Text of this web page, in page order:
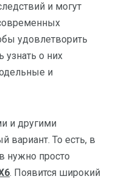
и могут
удовлетворить
о них
и
и другими
вариант. То есть, в
нужно просто
. Появится широкий